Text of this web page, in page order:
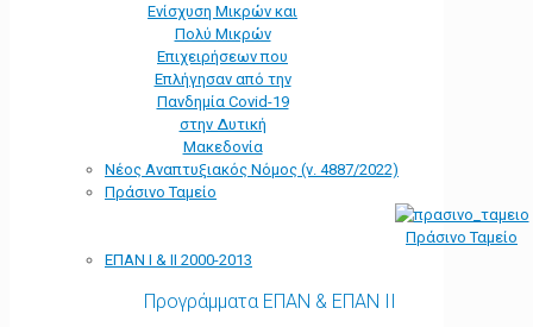
Ενίσχυση Μικρών και
Πολύ Μικρών
Επιχειρήσεων που
Επλήγησαν από την
Πανδημία Covid-19
στην Δυτική
Μακεδονία
Νέος Αναπτυξιακός Νόμος (ν. 4887/2022)
Πράσινο Ταμείο
Πράσινο Ταμείο
ΕΠΑΝ Ι & ΙΙ 2000-2013
Προγράμματα ΕΠΑΝ & ΕΠΑΝ ΙΙ